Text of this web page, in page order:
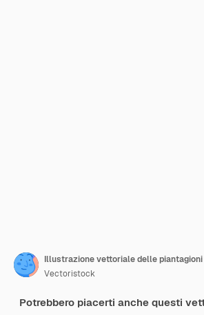
Illustrazione vettoriale delle piantagioni
Vectoristock
Potrebbero piacerti anche questi